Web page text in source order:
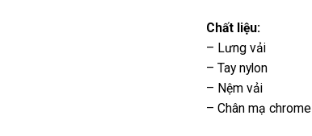
Chất liệu:
– Lưng vải
– Tay nylon
– Nệm vải
– Chân mạ chrome